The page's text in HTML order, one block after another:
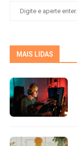
MAIS LIDAS